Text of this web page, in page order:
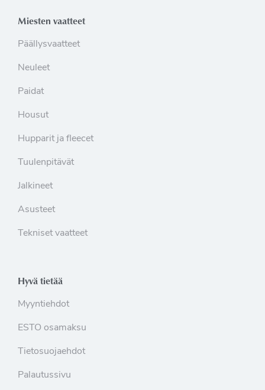
Miesten vaatteet
Päällysvaatteet
Neuleet
Paidat
Housut
Hupparit ja fleecet
Tuulenpitävät
Jalkineet
Asusteet
Tekniset vaatteet
Hyvä tietää
Myyntiehdot
ESTO osamaksu
Tietosuojaehdot
Palautussivu